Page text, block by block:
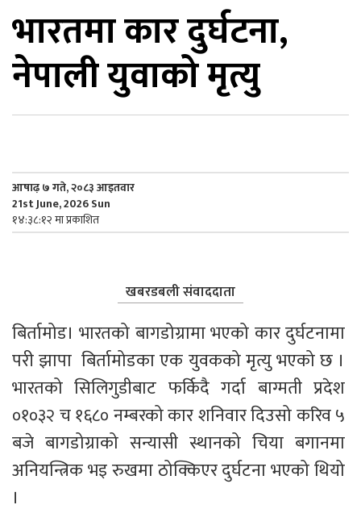
भारतमा कार दुर्घटना,
नेपाली युवाको मृत्यु
आषाढ़ ७ गते, २०८३ आइतवार
21st June, 2026 Sun
१४:३८:१२ मा प्रकाशित
खबरडबली संवाददाता
बिर्तामोड। भारतको बागडोग्रामा भएको कार दुर्घटनामा
परी झापा  बिर्तामोडका एक युवकको मृत्यु भएको छ ।
भारतको सिलिगुडीबाट फर्किदै गर्दा बाग्मती प्रदेश
०१०३२ च १६८० नम्बरको कार शनिवार दिउसो करिव ५
बजे बागडोग्राको सन्यासी स्थानको चिया बगानमा
अनियन्त्रिक भइ रुखमा ठोक्किएर दुर्घटना भएको थियो
।